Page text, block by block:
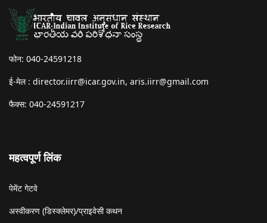
फोन: 040-24591218
ई-मेल : director.iirr@icar.gov.in, aris.iirr@gmail.com
फैक्स: 040-24591217
महत्वपूर्ण लिंक
पेमेंट गेटवे
अस्वीकरण (डिस्क्लेमर)/प्राइवेसी कथन